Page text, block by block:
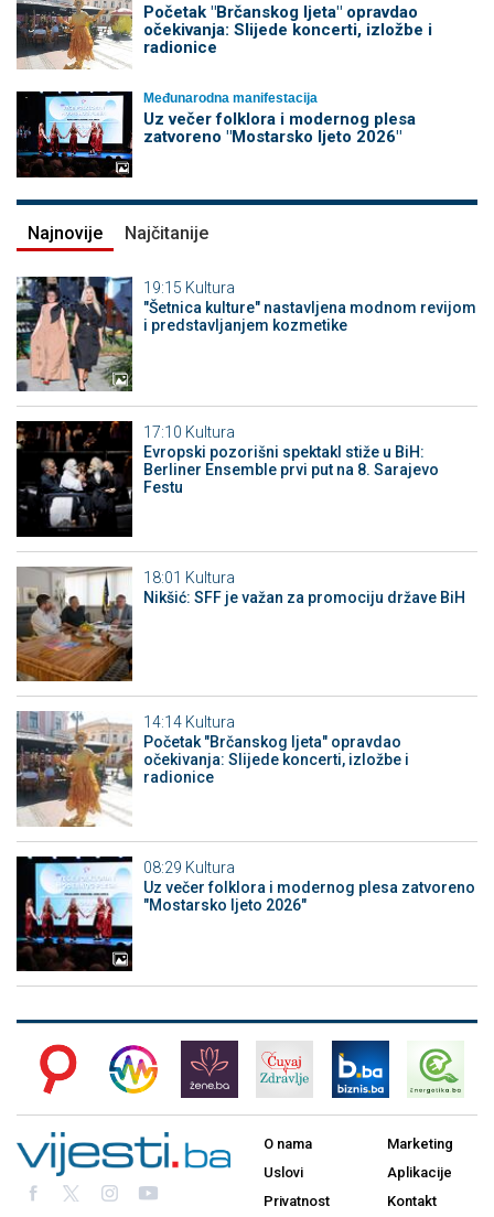
Početak "Brčanskog ljeta" opravdao
očekivanja: Slijede koncerti, izložbe i
radionice
Međunarodna manifestacija
Uz večer folklora i modernog plesa
zatvoreno "Mostarsko ljeto 2026"
Najnovije Najčitanije
19:15 Kultura
"Šetnica kulture" nastavljena modnom revijom
i predstavljanjem kozmetike
17:10 Kultura
Evropski pozorišni spektakl stiže u BiH:
Berliner Ensemble prvi put na 8. Sarajevo
Festu
18:01 Kultura
Nikšić: SFF je važan za promociju države BiH
14:14 Kultura
Početak "Brčanskog ljeta" opravdao
očekivanja: Slijede koncerti, izložbe i
radionice
08:29 Kultura
Uz večer folklora i modernog plesa zatvoreno
"Mostarsko ljeto 2026"
O nama
Uslovi
Privatnost
Marketing
Aplikacije
Kontakt